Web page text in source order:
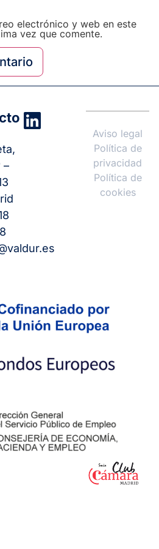
electrónico y web en este
vez que comente.
–
Aviso legal
Política de
privacidad
Política de
cookies